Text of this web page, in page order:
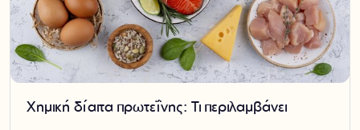
Χημική δίαιτα πρωτεΐνης: Τι περιλαμβάνει